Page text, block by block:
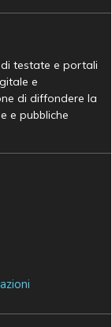
testate e portali
e
di diffondere la
e pubbliche